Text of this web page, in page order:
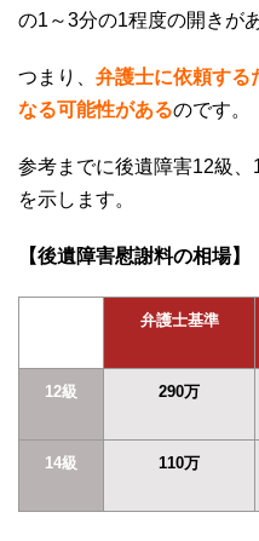
の1 ～3分の1程度の開きが
つまり、 弁護士に依頼する
なる可能性があるのです。
参考までに後遺障害12級、
を示します。
【後遺障害慰謝料の相場】
弁護士基準
12級 290万
14級 110万